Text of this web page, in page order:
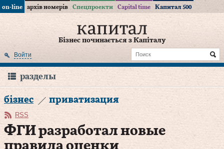
on-line архів номерів Спецпроекти Capital time Капитал 500
Бізнес починається з Капіталу
Войти
разделы
бізнес приватизация
RSS
ФГИ разработал новые
правила оценки